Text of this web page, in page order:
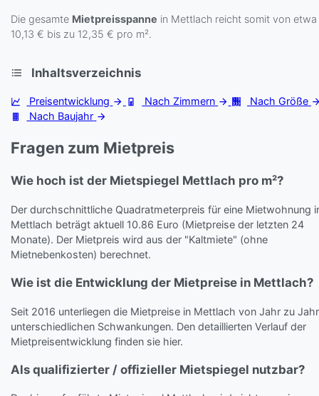
Die gesamte Mietpreisspanne in Mettlach reicht somit von etwa
10,13 € bis zu 12,35 € pro m².
Inhaltsverzeichnis
Preisentwicklung Nach Zimmern
Nach Größe
Nach Baujahr
Fragen zum Mietpreis
Wie hoch ist der Mietspiegel Mettlach pro m²?
Der durchschnittliche Quadratmeterpreis für eine Mietwohnung
Mettlach beträgt aktuell 10.86 Euro (Mietpreise der letzten 24
Monate). Der Mietpreis wird aus der "Kaltmiete" (ohne
Mietnebenkosten) berechnet.
Wie ist die Entwicklung der Mietpreise in Mettlach?
Seit 2016 unterliegen die Mietpreise in Mettlach von Jahr zu Jahr
unterschiedlichen Schwankungen. Den detaillierten Verlauf der
Mietpreisentwicklung finden sie hier.
Als qualifizierter / offizieller Mietspiegel nutzbar?